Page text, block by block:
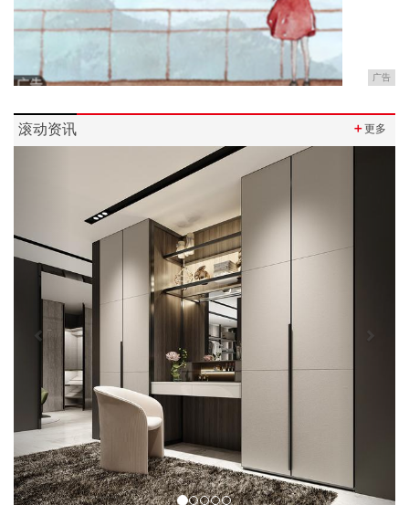
广告
滚动资讯 ＋更多